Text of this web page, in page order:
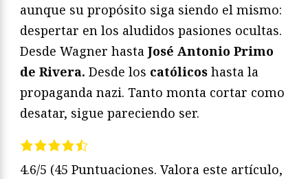
aunque su propósito siga siendo el mismo:
despertar en los aludidos pasiones ocultas.
Desde Wagner hasta José Antonio Primo
de Rivera. Desde los católicos hasta la
propaganda nazi. Tanto monta cortar como
desatar, sigue pareciendo ser.
4.6/5 (45 Puntuaciones. Valora este artículo,